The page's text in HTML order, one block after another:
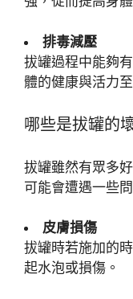
排毒減壓
拔罐過程中能夠
體的健康與活力
哪些是拔罐的
拔罐雖然有眾多
可能會遭遇一些問
皮膚損傷
拔罐時若施加的
起水泡或損傷。